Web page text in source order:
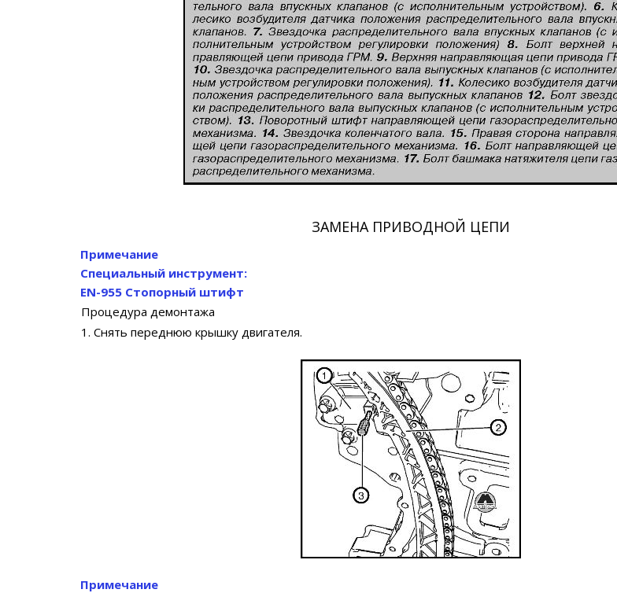
ЗАМЕНА ПРИВОДНОЙ ЦЕПИ
Примечание
Специальный инструмент:
EN-955 Стопорный штифт
Процедура демонтажа
1. Снять переднюю крышку двигателя.
Примечание